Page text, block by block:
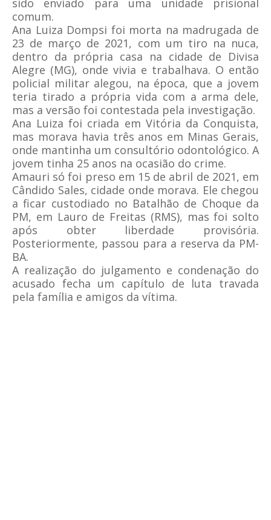
sido enviado para uma unidade prisional
comum.
Ana Luiza Dompsi foi morta na madrugada de
23 de março de 2021, com um tiro na nuca,
dentro da própria casa na cidade de Divisa
Alegre (MG), onde vivia e trabalhava. O então
policial militar alegou, na época, que a jovem
teria tirado a própria vida com a arma dele,
mas a versão foi contestada pela investigação.
Ana Luiza foi criada em Vitória da Conquista,
mas morava havia três anos em Minas Gerais,
onde mantinha um consultório odontológico. A
jovem tinha 25 anos na ocasião do crime.
Amauri só foi preso em 15 de abril de 2021, em
Cândido Sales, cidade onde morava. Ele chegou
a ficar custodiado no Batalhão de Choque da
PM, em Lauro de Freitas (RMS), mas foi solto
após obter liberdade provisória.
Posteriormente, passou para a reserva da PM-
BA.
A realização do julgamento e condenação do
acusado fecha um capítulo de luta travada
pela família e amigos da vítima.